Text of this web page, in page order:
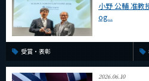
小野 公輔 准教
og...
受賞・表彰
2026.06.10